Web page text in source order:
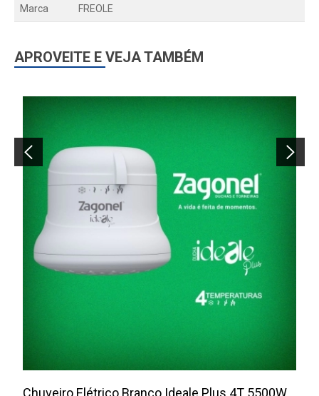
Marca FREOLE
APROVEITE E VEJA TAMBÉM
Chuveiro Elétrico Branco Ideale Plus 4T 5500W